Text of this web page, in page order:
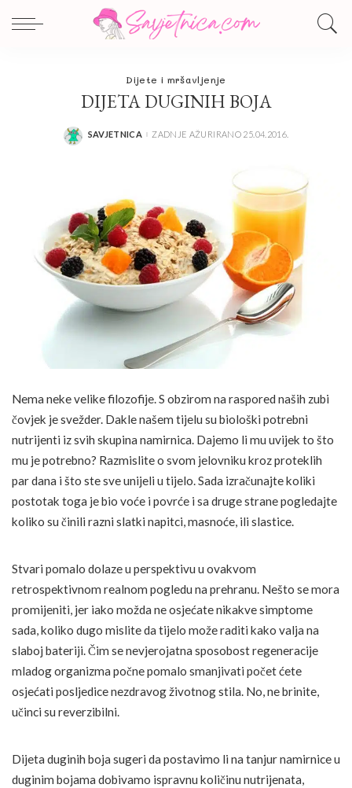
Dijete i mršavljenje
DIJETA DUGINIH BOJA
POSTED
SAVJETNICA ZADNJE AŽURIRANO 25.04.2016.
Nema neke velike filozofije. S obzirom na raspored naših zubi
čovjek je svežder. Dakle našem tijelu su biološki potrebni
nutrijenti iz svih skupina namirnica. Dajemo li mu uvijek to što
mu je potrebno? Razmislite o svom jelovniku kroz proteklih
par dana i što ste sve unijeli u tijelo. Sada izračunajte koliki
postotak toga je bio voće i povrće i sa druge strane pogledajte
koliko su činili razni slatki napitci, masnoće, ili slastice.
Stvari pomalo dolaze u perspektivu u ovakvom
retrospektivnom realnom pogledu na prehranu. Nešto se mora
promijeniti, jer iako možda ne osjećate nikakve simptome
sada, koliko dugo mislite da tijelo može raditi kako valja na
slaboj bateriji. Čim se nevjerojatna sposobost regeneracije
mladog organizma počne pomalo smanjivati počet ćete
osjećati posljedice nezdravog životnog stila. No, ne brinite,
učinci su reverzibilni.
Dijeta duginih boja sugeri da postavimo li na tanjur namirnice u
duginim bojama dobivamo ispravnu količinu nutrijenata,